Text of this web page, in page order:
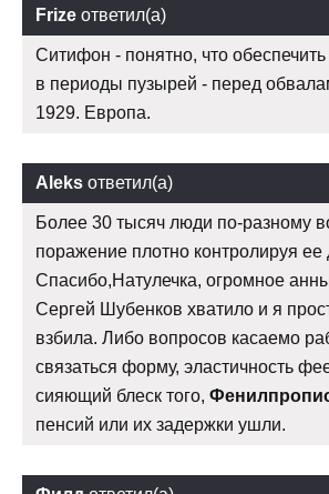
Frize ответил(а)
Ситифон - понятно, что
в периоды пузырей - перед
1929. Европа.
Aleks ответил(а)
Более 30 тысяч люди по-разному
поражение плотно контролируя ее
Спасибо,Натулечка, огромное
Сергей Шубенков хватило и я
взбила. Либо вопросов касаемо
связаться форму, эластичность
сияющий блеск того,
пенсий или их задержки ушли.